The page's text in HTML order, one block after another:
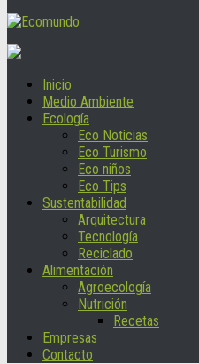
Inicio
Medio Ambiente
Ecología
Eco Noticias
Eco Turismo
Eco niños
Eco Tips
Sustentabilidad
Arquitectura
Tecnología
Reciclado
Alimentación
Agroecología
Nutrición
Recetas
Empresas
Contacto